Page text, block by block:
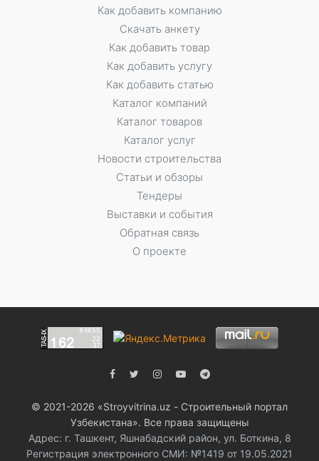
Как добавить компанию
Скачать анкету
Как добавить товар
Как добавить услугу
Как добавить статью
Каталог компаний
Каталог товаров
Каталог услуг
Новости строительства
Статьи и обзоры
Тендеры
Выставки и события
Обратная связь
О проекте
© 2021-2026 «Stroyvitrina.uz - Строительный портал
Узбекистана». Все права защищены
Адрес: г. Ташкент, Яшнабадский район, ул. Боткина, 8
Регистрация электронного СМИ: №1419 от 19.05.2021